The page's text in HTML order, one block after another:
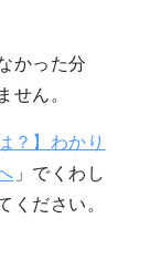
かった分
せん。
？】わかり
」でくわし
ください。